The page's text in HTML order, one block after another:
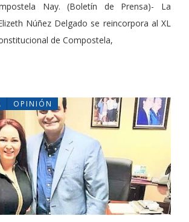
Nay. (Boletín de Prensa)- La
Núñez Delgado se reincorpora al XL
de Compostela,
OPINIÓN